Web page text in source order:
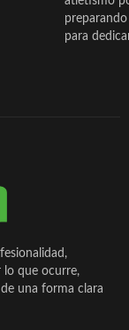
para
lo que ocurre,
una forma clara